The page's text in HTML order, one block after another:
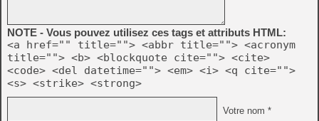
NOTE - Vous pouvez utilisez ces tags et attributs HTML:
<a href="" title=""> <abbr title=""> <acronym
title=""> <b> <blockquote cite=""> <cite>
<code> <del datetime=""> <em> <i> <q cite="">
<s> <strike> <strong>
Votre nom *